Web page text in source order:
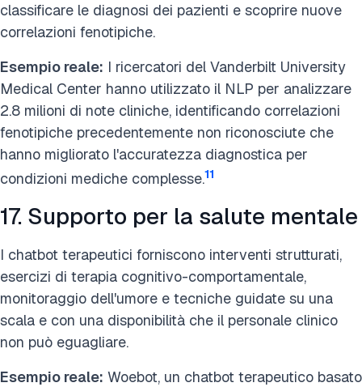
classificare le diagnosi dei pazienti e scoprire nuove
correlazioni fenotipiche.
Esempio reale: I ricercatori del Vanderbilt University
Medical Center hanno utilizzato il NLP per analizzare
2.8 milioni di note cliniche, identificando correlazioni
fenotipiche precedentemente non riconosciute che
hanno migliorato l'accuratezza diagnostica per
condizioni mediche complesse.11
17. Supporto per la salute mentale
I chatbot terapeutici forniscono interventi strutturati,
esercizi di terapia cognitivo-comportamentale,
monitoraggio dell'umore e tecniche guidate su una
scala e con una disponibilità che il personale clinico
non può eguagliare.
Esempio reale: Woebot, un chatbot terapeutico basato